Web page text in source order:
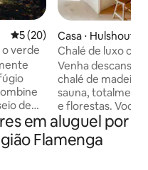
5 de uma avaliação média
5 (20)
verde
de
com
Casa ⋅ Hulshout
Chalé de luxo
tranquilidade
Venha descansar
chalé de madeira
sauna,
e florestas. Você
reserva natural
fazer um passeio
as muitas trilhas
em aluguel por
Flamenga